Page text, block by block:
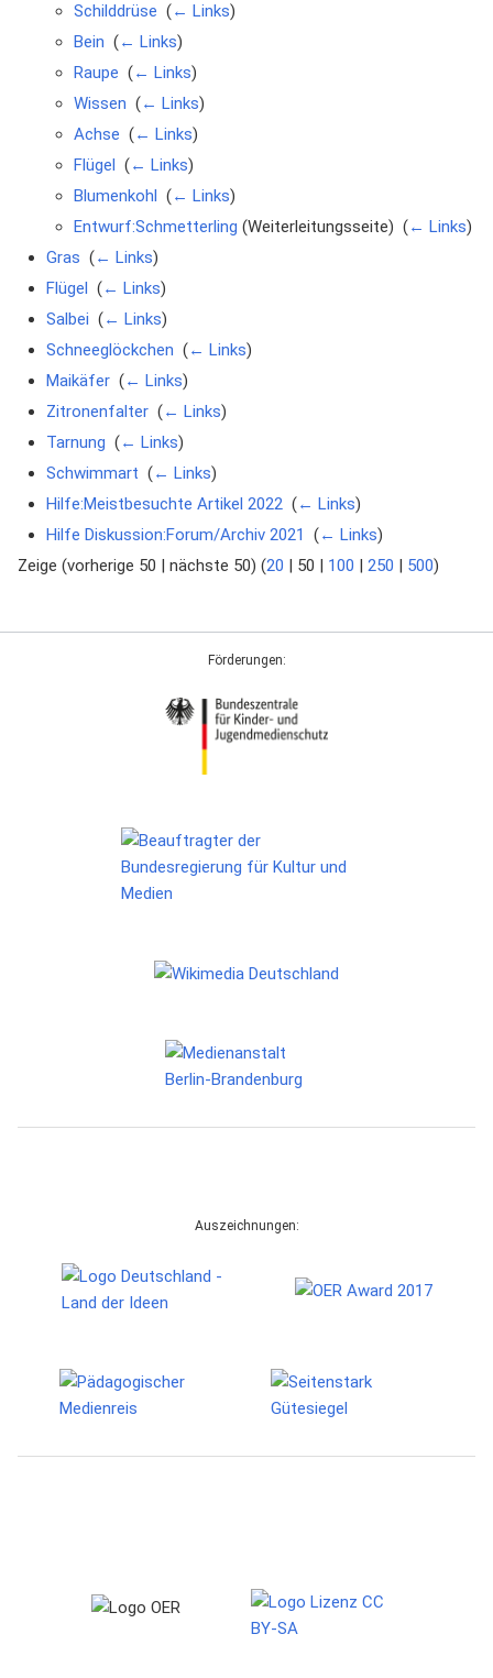
Schilddrüse ‎(← Links)
Bein ‎(← Links)
Raupe ‎(← Links)
Wissen ‎(← Links)
Achse ‎(← Links)
Flügel ‎(← Links)
Blumenkohl ‎(← Links)
Entwurf:Schmetterling (Weiterleitungsseite) ‎(← Links)
Gras (← Links)
Flügel (← Links)
Salbei (← Links)
Schneeglöckchen (← Links)
Maikäfer‎ (← Links)
Zitronenfalter‎ (← Links)
Tarnung (← Links)
Schwimmart (← Links)
Hilfe:Meistbesuchte Artikel 2022‎ (← Links)
Hilfe Diskussion:Forum/Archiv 2021
(← Links)
Zeige (vorherige 50 | nächste 50) (20 | 50 | 100 | 250 | 500)
Förderungen:
Auszeichnungen: